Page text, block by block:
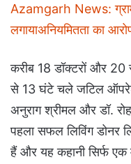
Azamgarh News: ग्राम
लगायाअनियमितता का
करीब 18 डॉक्टरों और
से 13 घंटे चले जटिल
अनुराग श्रीमल और डॉ.
पहला सफल लिविंग डोनर
हैं और यह कहानी सिर्फ एक